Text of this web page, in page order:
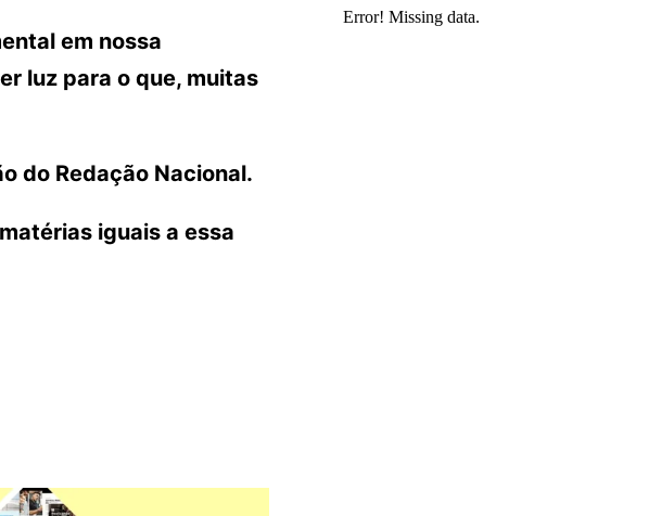
em nossa
luz para o que, muitas
do Redação Nacional.
iguais a essa